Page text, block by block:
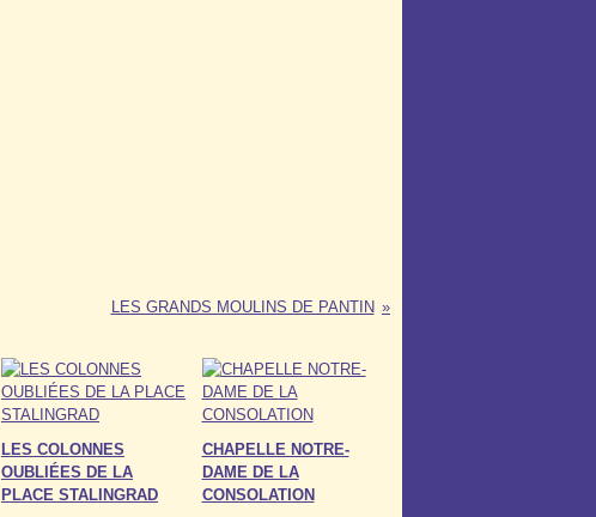
LES GRANDS MOULINS DE PANTIN
LES COLONNES
OUBLIÉES DE LA
PLACE STALINGRAD
CHAPELLE NOTRE-
DAME DE LA
CONSOLATION